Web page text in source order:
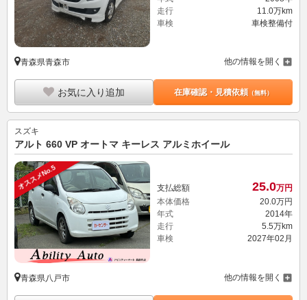
走行
11.0万km
車検
車検整備付
青森県青森市 他の情報を開く
お気に入り追加 在庫確認・見積依頼（無料）
スズキ
アルト 660 VP オートマ キーレス アルミホイール
オススメNo.5 支払総額 25.0万円
本体価格
20.0万円
年式
2014年
走行
5.5万km
車検
2027年02月
青森県八戸市 他の情報を開く